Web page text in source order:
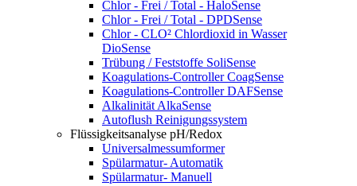
Chlor - Frei / Total - HaloSense
Chlor - Frei / Total - DPDSense
Chlor - CLO² Chlordioxid in Wasser
DioSense
Trübung / Feststoffe SoliSense
Koagulations-Controller CoagSense
Koagulations-Controller DAFSense
Alkalinität AlkaSense
Autoflush Reinigungssystem
Flüssigkeitsanalyse pH/Redox
Universalmessumformer
Spülarmatur- Automatik
Spülarmatur- Manuell